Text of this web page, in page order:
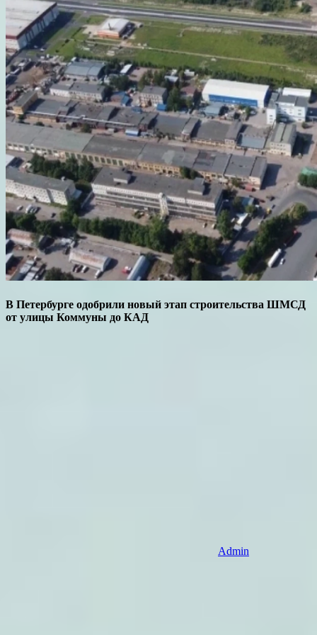
В Петербурге одобрили новый этап строительства ШМСД
от улицы Коммуны до КАД
Admin